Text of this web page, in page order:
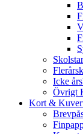
Icke
Övrigt
Kort &